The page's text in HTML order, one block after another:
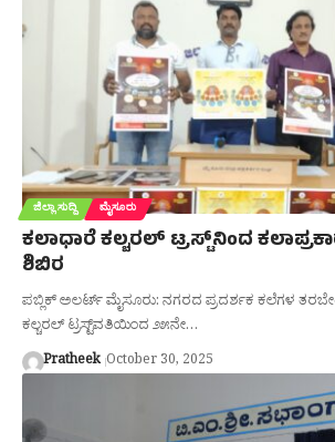
ಜಿಲ್ಲಾ ಸುದ್ದಿ ಮೈಸೂರು
ಕಲಾಧಾರೆ ಕಲ್ಚರಲ್ ಟ್ರಸ್ಟ್‌ನಿಂದ
ಶಿಬಿರ
ಪಬ್ಲಿಕ್ ಅಲರ್ಟ್ ಮೈಸೂರು: ನಗರದ ಪ್ರದರ್ಶಕ ಕಲೆಗಳ
ಕಲ್ಚರಲ್ ಟ್ರಸ್ಟ್‌ವತಿಯಿಂದ ೨೫ನೇ…
Pratheek October 30, 2025